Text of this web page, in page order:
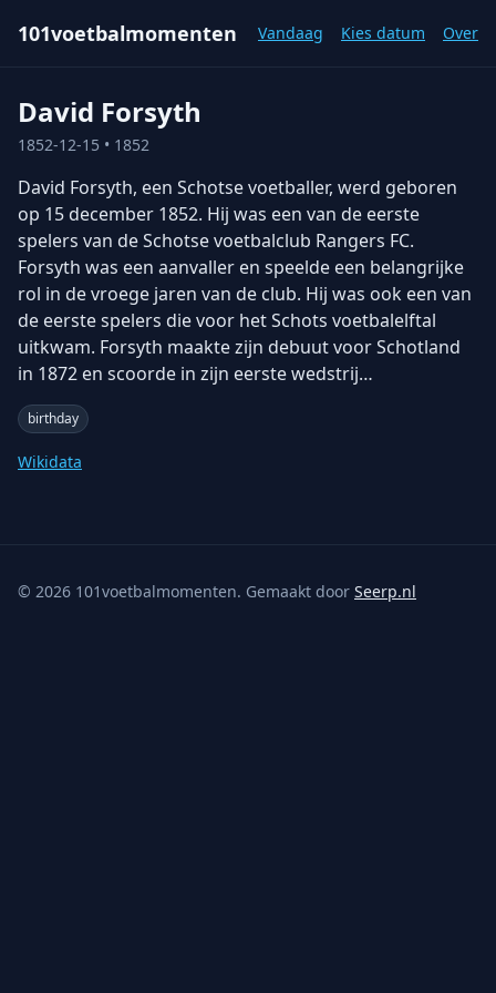
101voetbalmomenten Vandaag Kies datum Over
David Forsyth
1852-12-15 • 1852
David Forsyth, een Schotse voetballer, werd geboren
op 15 december 1852. Hij was een van de eerste
spelers van de Schotse voetbalclub Rangers FC.
Forsyth was een aanvaller en speelde een belangrijke
rol in de vroege jaren van de club. Hij was ook een van
de eerste spelers die voor het Schots voetbalelftal
uitkwam. Forsyth maakte zijn debuut voor Schotland
in 1872 en scoorde in zijn eerste wedstrij…
birthday
Wikidata
© 2026 101voetbalmomenten. Gemaakt door Seerp.nl